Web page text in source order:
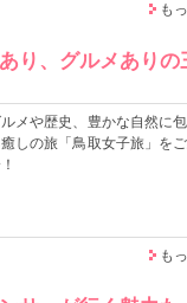
も
り、グルメありの
メや歴史、豊かな自然に
しの旅「鳥取女子旅」を
も